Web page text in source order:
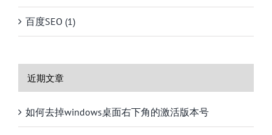
百度SEO (1)
近期文章
如何去掉windows桌面右下角的激活版本号